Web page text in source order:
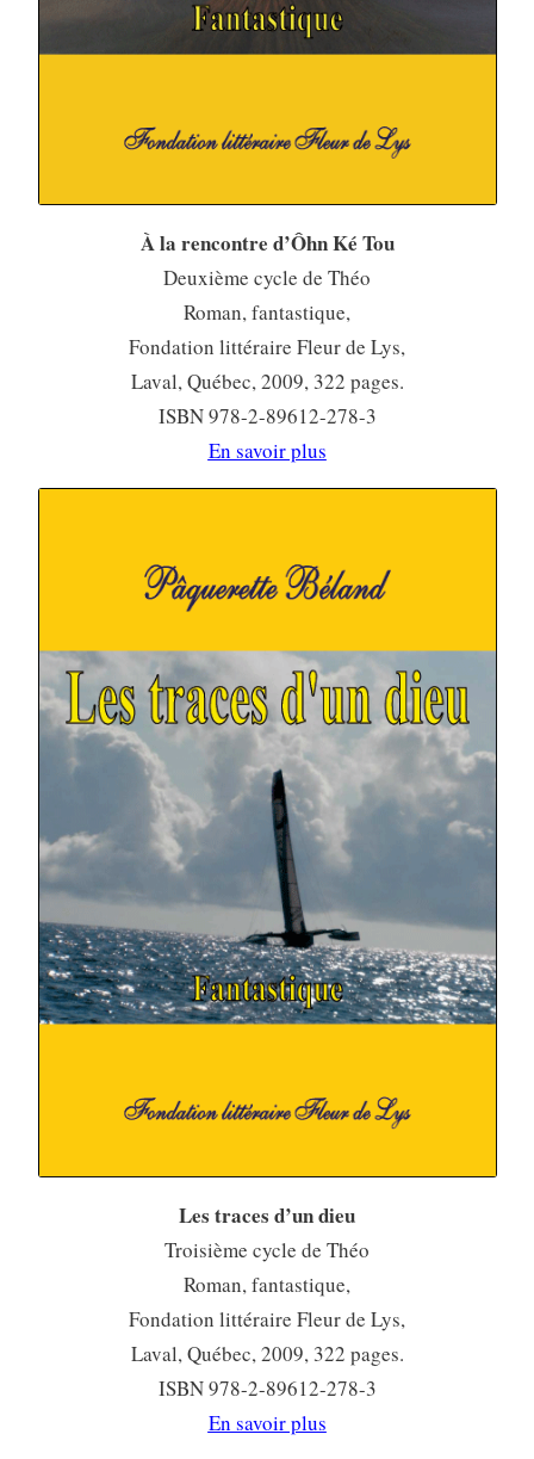
À la rencontre d’Ôhn Ké Tou
Deuxième cycle de Théo
Roman, fantastique,
Fondation littéraire Fleur de Lys,
Laval, Québec, 2009, 322 pages.
ISBN 978-2-89612-278-3
En savoir plus
Les traces d’un dieu
Troisième cycle de Théo
Roman, fantastique,
Fondation littéraire Fleur de Lys,
Laval, Québec, 2009, 322 pages.
ISBN 978-2-89612-278-3
En savoir plus